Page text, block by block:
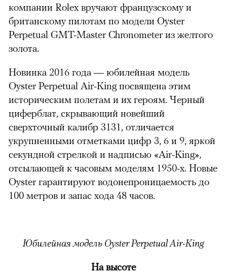
компании Rolex вручают французскому и
британскому пилотам по модели Oyster
Perpetual GMT-Master Сhronometer из желтого
золота.
Новинка 2016 года — юбилейная модель
Oyster Perpetual Air-King посвящена этим
историческим полетам и их героям. Черный
циферблат, скрывающий новейший
сверхточный калибр 3131, отличается
укрупненными отметками цифр 3, 6 и 9, яркой
секундной стрелкой и надписью «Air-King»,
отсылающей к часовым моделям 1950-х. Новые
Oyster гарантируют водонепроницаемость до
100 метров и запас хода 48 часов.
Юбилейная модель Oyster Perpetual Air-King
На высоте